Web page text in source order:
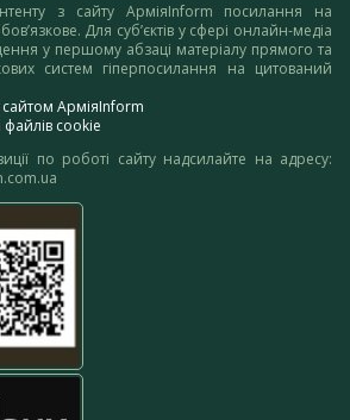
з сайту АрміяInform посилання на
Для суб’єктів у сфері онлайн-медіа
у першому абзаці матеріалу прямого та
систем гіперпосилання на цитований
сайтом АрміяInform
файлів cookie
по роботі сайту надсилайте на адресу: